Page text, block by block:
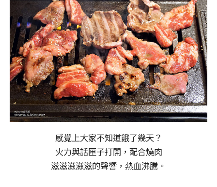
感覺上大家不知道餓了幾天？
火力與話匣子打開，配合燒肉
滋滋滋滋滋的聲響，熱血沸騰。